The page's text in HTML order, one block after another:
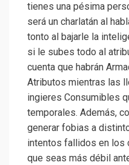
tienes una pésima
será un charlatán al
tonto al bajarle la
si le subes todo al
cuenta que habrán
Atributos mientras las
ingieres Consumibles
temporales. Además,
generar fobias a
intentos fallidos en los
que seas más débil